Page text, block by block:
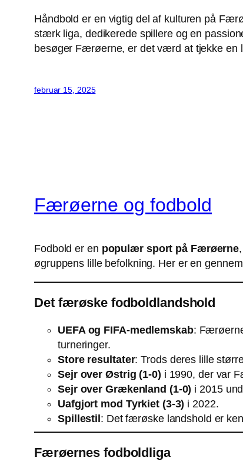
Håndbold er en vigtig del af kulturen på
stærk liga, dedikerede spillere og en
besøger Færøerne, er det værd at tjekke en
februar 15, 2025
Færøerne og fodbold
Fodbold er en populær sport på Færøerne
øgruppens lille befolkning. Her er en
Det færøske fodboldlandshold
UEFA og FIFA-medlemskab:
turneringer.
Store resultater: Trods deres lille
Sejr over Østrig (1-0) i 1990, der var
Sejr over Grækenland (1-0) i 2015
Uafgjort mod Tyrkiet (3-3) i 2022.
Spillestil : Det færøske landshold er
Færøernes fodboldliga